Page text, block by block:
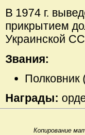
В 1974 г.
прикрытием
Украинской
Звания:
Полковник
Награды:
Копирование